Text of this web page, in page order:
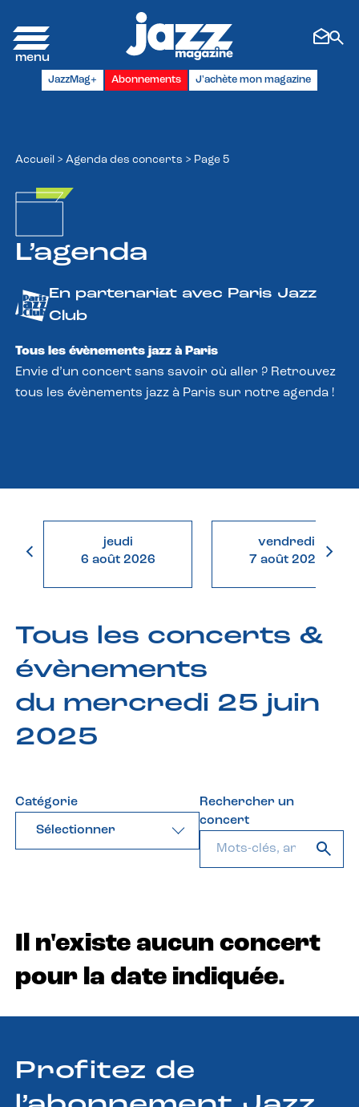
JazzMag+ Abonnements J'achète mon magazine
Accueil > Agenda des concerts > Page 5
L’agenda
En partenariat avec Paris Jazz
Club
Tous les évènements jazz à Paris
Envie d’un concert sans savoir où aller ? Retrouvez
tous les évènements jazz à Paris sur notre agenda !
jeudi
6 août 2026
vendredi
7 août 2026
Tous les concerts &
évènements
du mercredi 25 juin
2025
Catégorie
Sélectionner
Rechercher un
concert
Il n'existe aucun concert
pour la date indiquée.
Profitez de